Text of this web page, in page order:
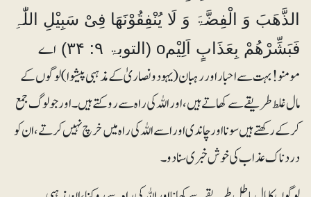
الذَّھَبَ وَ الْفِضَّۃَ وَ لَا یُنْفِقُوْنَھَا فِیْ سَبِیْلِ اللّٰہِ
فَبَشِّرْھُمْ بِعَذَابٍ اَلِیْمo (التوبۃ ۹: ۳۴)
اے
مومنو! بہت سے احبار اور رہبان (یہود و نصاریٰ کے مذہبی پیشوا) لوگوں کے
مال غلط طریقے سے کھاتے ہیں،اور اللہ کی راہ سے روکتے ہیں۔ اور جولوگ جمع
کرکے رکھتے ہیں سونا اور چاندی اور اسے اللہ کی راہ میں خرچ نہیں کرتے، ان کو
دردناک عذاب کی خوش خبری سنادو۔